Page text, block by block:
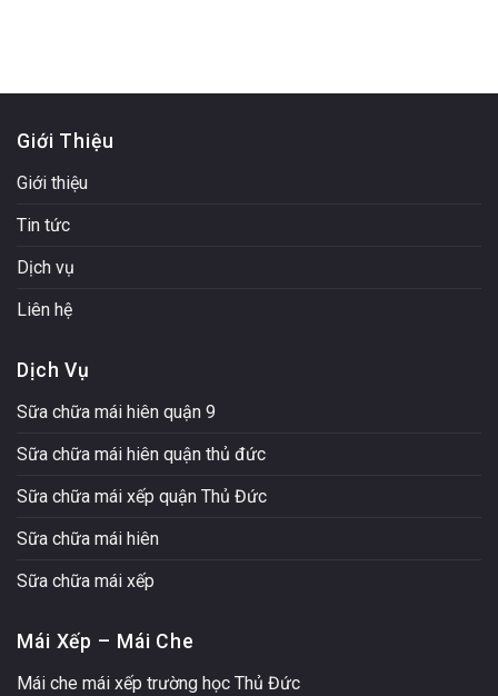
Giới Thiệu
Giới thiệu
Tin tức
Dịch vụ
Liên hệ
Dịch Vụ
Sữa chữa mái hiên quận 9
Sữa chữa mái hiên quận thủ đức
Sữa chữa mái xếp quận Thủ Đức
Sữa chữa mái hiên
Sữa chữa mái xếp
Mái Xếp – Mái Che
Mái che mái xếp trường học Thủ Đức